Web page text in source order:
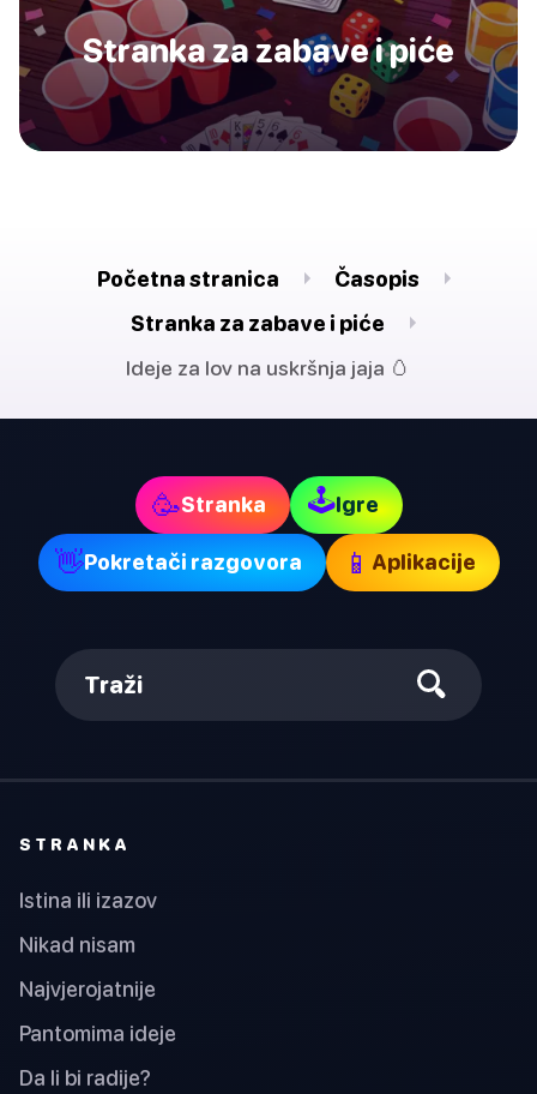
Stranka za zabave i piće
Početna stranica
Časopis
Stranka za zabave i piće
Ideje za lov na uskršnja jaja 🥚
🥳Stranka 🕹Igre
👋Pokretači razgovora 📱 Aplikacije
Traži
STRANKA
Istina ili izazov
Nikad nisam
Najvjerojatnije
Pantomima ideje
Da li bi radije?